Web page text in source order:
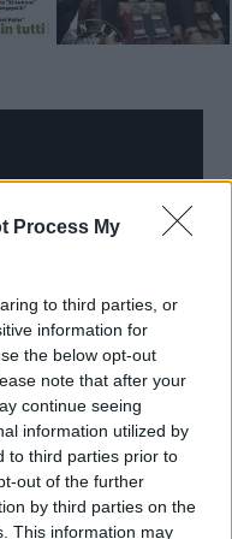
Process My
to third parties, or
information for
the below opt-out
note that after your
continue seeing
information utilized by
to third parties prior to
out of the further
by third parties on the
This information may